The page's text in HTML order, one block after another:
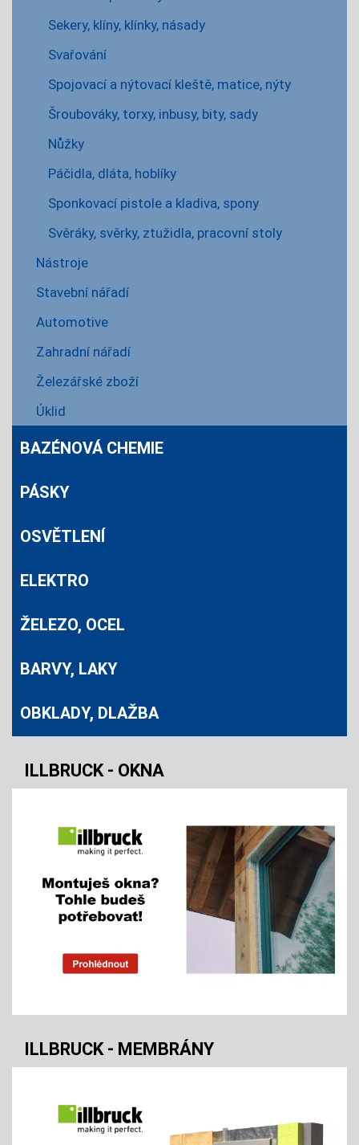
Sekery, klíny, klínky, násady
Svařování
Spojovací a nýtovací kleště, matice, nýty
Šroubováky, torxy, inbusy, bity, sady
Nůžky
Páčidla, dláta, hoblíky
Sponkovací pistole a kladiva, spony
Svěráky, svěrky, ztužidla, pracovní stoly
Nástroje
Stavební nářadí
Automotive
Zahradní nářadí
Železářské zboží
Úklid
BAZÉNOVÁ CHEMIE
PÁSKY
OSVĚTLENÍ
ELEKTRO
ŽELEZO, OCEL
BARVY, LAKY
OBKLADY, DLAŽBA
ILLBRUCK - OKNA
ILLBRUCK - MEMBRÁNY